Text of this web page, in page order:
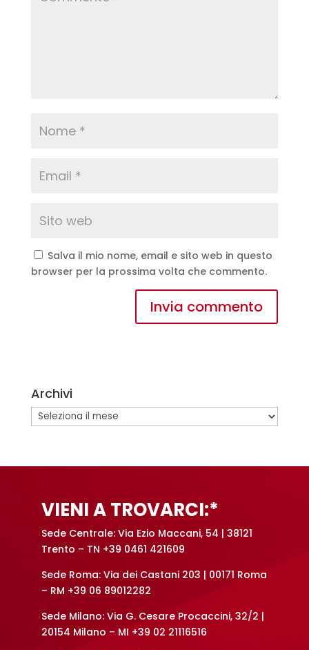
Salva il mio nome, email e sito web in questo
browser per la prossima volta che commento.
r
n
a
Archivi
Archivi
VIENI A TROVARCI:*
Sede Centrale: Via Ezio Maccani, 54 | 38121
Trento – TN +39 0461 421609
Sede Roma: Via dei Castani 203 | 00171 Roma
– RM +39 06 89012282
Sede Milano: Via G. Cesare Procaccini, 32/2 |
20154 Milano – MI +39 02 21116516